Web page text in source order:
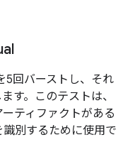
5回バーストし、それ
す。このテストは、
ティファクトがある
別するために使用で